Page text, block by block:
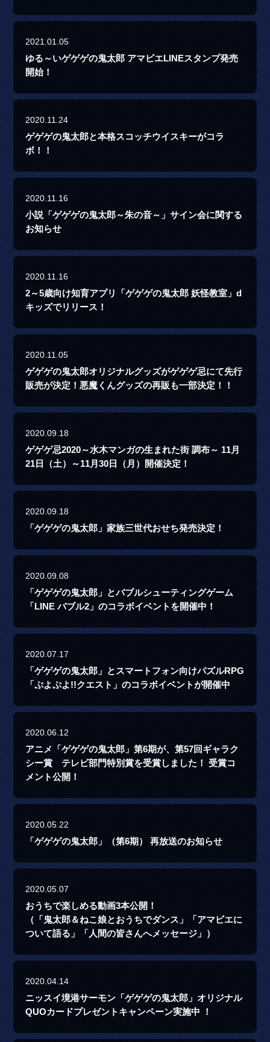
2021.01.05
ゆる～いゲゲゲの鬼太郎 アマビエLINEスタンプ発売
開始！
2020.11.24
ゲゲゲの鬼太郎と本格スコッチウイスキーがコラ
ボ！！
2020.11.16
小説「ゲゲゲの鬼太郎～朱の音～」サイン会に関する
お知らせ
2020.11.16
2～5歳向け知育アプリ「ゲゲゲの鬼太郎 妖怪教室」d
キッズでリリース！
2020.11.05
ゲゲゲの鬼太郎オリジナルグッズがゲゲゲ忌にて先行
販売が決定！悪魔くんグッズの再販も一部決定！！
2020.09.18
ゲゲゲ忌2020～水木マンガの生まれた街 調布～ 11月
21日（土）～11月30日（月）開催決定！
2020.09.18
「ゲゲゲの鬼太郎」家族三世代おせち発売決定！
2020.09.08
「ゲゲゲの鬼太郎」とバブルシューティングゲーム
「LINE バブル2」のコラボイベントを開催中！
2020.07.17
「ゲゲゲの鬼太郎」とスマートフォン向けパズルRPG
「ぷよぷよ!!クエスト」のコラボイベントが開催中
2020.06.12
アニメ「ゲゲゲの鬼太郎」第6期が、第57回ギャラク
シー賞 テレビ部門特別賞を受賞しました！ 受賞コ
メント公開！
2020.05.22
「ゲゲゲの鬼太郎」（第6期） 再放送のお知らせ
2020.05.07
おうちで楽しめる動画3本公開！
（「鬼太郎＆ねこ娘とおうちでダンス」「アマビエに
ついて語る」「人間の皆さんへメッセージ」）
2020.04.14
ニッスイ境港サーモン「ゲゲゲの鬼太郎」オリジナル
QUOカードプレゼントキャンペーン実施中 ！